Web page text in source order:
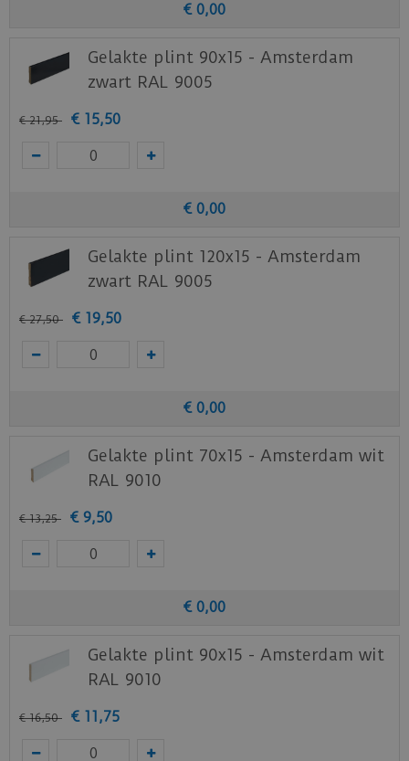
€ 0,00
Gelakte plint 90x15 - Amsterdam
zwart RAL 9005
€ 21,95 € 15,50
€ 0,00
Gelakte plint 120x15 - Amsterdam
zwart RAL 9005
€ 27,50 € 19,50
€ 0,00
Gelakte plint 70x15 - Amsterdam wit
RAL 9010
€ 13,25 € 9,50
€ 0,00
Gelakte plint 90x15 - Amsterdam wit
RAL 9010
€ 16,50 € 11,75